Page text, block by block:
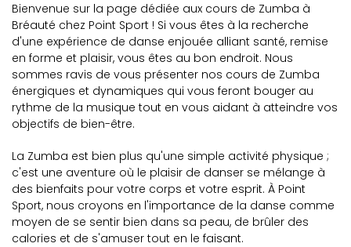
Bienvenue sur la page dédiée aux cours de Zumba à
Bréauté chez Point Sport ! Si vous êtes à la recherche
d'une expérience de danse enjouée alliant santé, remise
en forme et plaisir, vous êtes au bon endroit. Nous
sommes ravis de vous présenter nos cours de Zumba
énergiques et dynamiques qui vous feront bouger au
rythme de la musique tout en vous aidant à atteindre vos
objectifs de bien-être.
La Zumba est bien plus qu'une simple activité physique ;
c'est une aventure où le plaisir de danser se mélange à
des bienfaits pour votre corps et votre esprit. À Point
Sport, nous croyons en l'importance de la danse comme
moyen de se sentir bien dans sa peau, de brûler des
calories et de s'amuser tout en le faisant.